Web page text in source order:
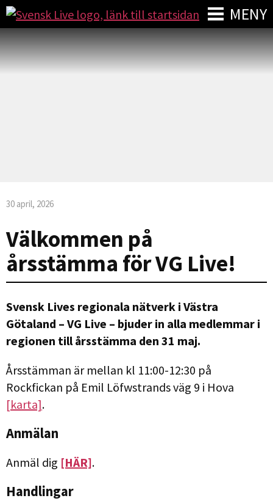
MENY
30 april, 2026
Välkommen på
årsstämma för VG Live!
Svensk Lives regionala nätverk i Västra
Götaland – VG Live – bjuder in alla medlemmar i
regionen till årsstämma den 31 maj.
Årsstämman är mellan kl 11:00-12:30 på
Rockfickan på Emil Löfwstrands väg 9 i Hova
[karta].
Anmälan
Anmäl dig [HÄR].
Handlingar